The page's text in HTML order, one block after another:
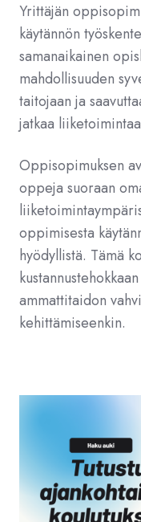
Yrittäjän
käytännön
samanaikainen
mahdollisuuden
taitojaan ja
jatkaa
Oppisopimuksen
oppeja suoraan
oppimisesta
hyödyllistä. Tämä
ammattitaidon
kehittämiseenkin.